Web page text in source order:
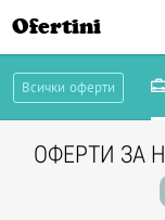
Ofertini
Всички оферти
ОФЕРТИ ЗА